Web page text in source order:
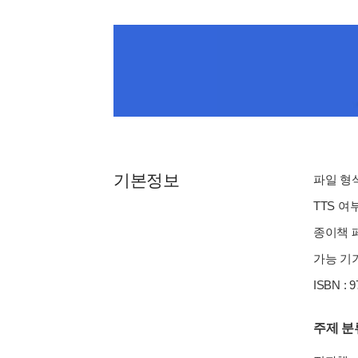
기본정보
파일 형
TTS 여
종이책
가능 기
ISBN :
주제 분